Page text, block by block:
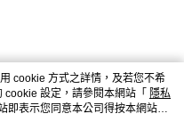
cookie 方式之詳情，及若您不希
設定，請參閱本網站「 隱私
即表示您同意本公司得按本網站使